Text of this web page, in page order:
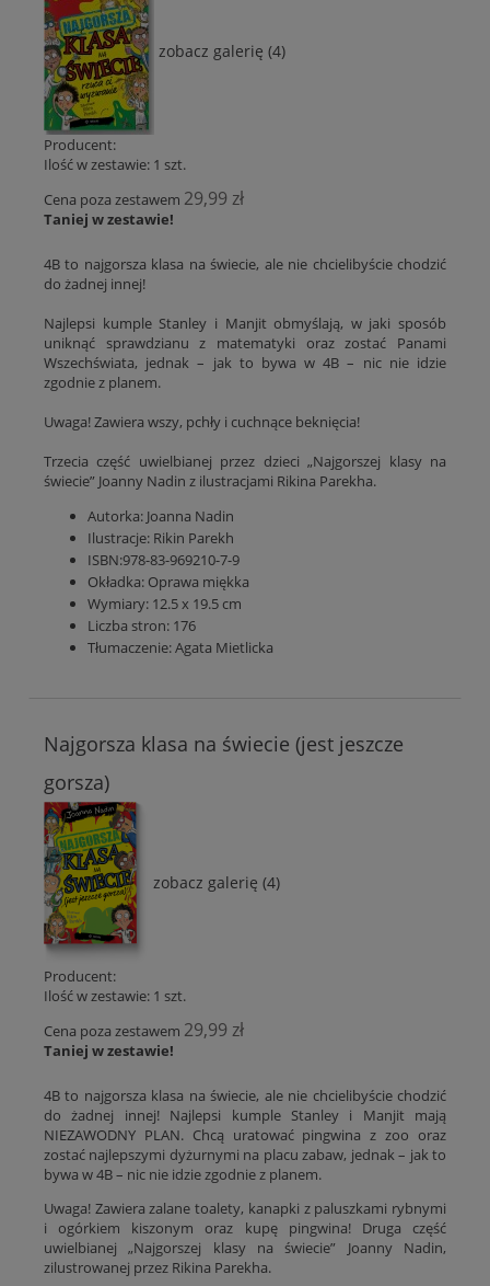
zobacz galerię (4)
Producent:
Ilość w zestawie: 1 szt.
Cena poza zestawem 29,99 zł
Taniej w zestawie!
4B to najgorsza klasa na świecie, ale nie chcielibyście chodzić
do żadnej innej!
Najlepsi kumple Stanley i Manjit obmyślają, w jaki sposób
uniknąć sprawdzianu z matematyki oraz zostać Panami
Wszechświata, jednak – jak to bywa w 4B – nic nie idzie
zgodnie z planem.
Uwaga! Zawiera wszy, pchły i cuchnące beknięcia!
Trzecia część uwielbianej przez dzieci „Najgorszej klasy na
świecie” Joanny Nadin z ilustracjami Rikina Parekha.
Autorka: Joanna Nadin
Ilustracje: Rikin Parekh
ISBN:978-83-969210-7-9
Okładka: Oprawa miękka
Wymiary: 12.5 x 19.5 cm
Liczba stron: 176
Tłumaczenie:Agata Mietlicka
Najgorsza klasa na świecie (jest jeszcze
gorsza)
zobacz galerię (4)
Producent:
Ilość w zestawie: 1 szt.
Cena poza zestawem 29,99 zł
Taniej w zestawie!
4B to najgorsza klasa na świecie, ale nie chcielibyście chodzić
do żadnej innej! Najlepsi kumple Stanley i Manjit mają
NIEZAWODNY PLAN. Chcą uratować pingwina z zoo oraz
zostać najlepszymi dyżurnymi na placu zabaw, jednak – jak to
bywa w 4B – nic nie idzie zgodnie z planem.
Uwaga! Zawiera zalane toalety, kanapki z paluszkami rybnymi
i ogórkiem kiszonym oraz kupę pingwina! Druga część
uwielbianej „Najgorszej klasy na świecie” Joanny Nadin,
zilustrowanej przez Rikina Parekha.